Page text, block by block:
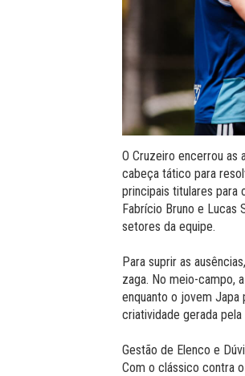
O Cruzeiro encerrou as
cabeça tático para
principais titulares para
Fabrício Bruno e Lucas
setores da equipe.
Para suprir as
zaga. No meio-campo,
enquanto o jovem Japa
criatividade gerada
Gestão de Elenco e
Com o clássico contra